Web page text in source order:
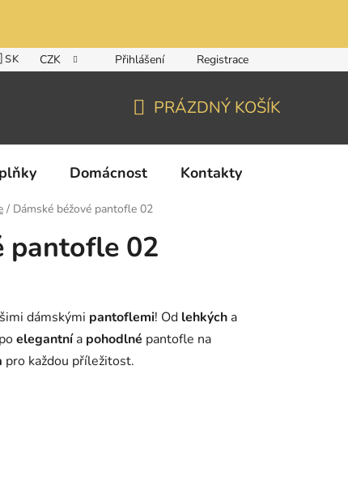
CZK Přihlášení Registrace
KOŠÍK
PRÁZDNÝ KOŠÍK
Domácnost Kontakty
/ Dámské béžové pantofle 02
pantofle 02
dámskými pantoflemi! Od lehkých a
elegantnía pohodlné pantofle na
pro každou příležitost.